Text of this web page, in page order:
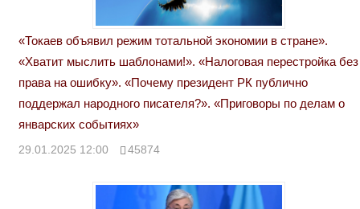
«Токаев объявил режим тотальной экономии в стране».
«Хватит мыслить шаблонами!». «Налоговая перестройка без
права на ошибку». «Почему президент РК публично
поддержал народного писателя?». «Приговоры по делам о
январских событиях»
29.01.2025 12:00 45874